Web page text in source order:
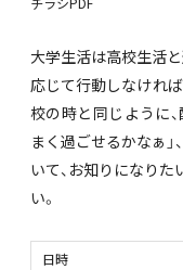
大学生活は高校生活
応じて行動しなけれ
校の時と同じように、
まく過ごせるかなぁ」
いて、お知りになり
い。
日時